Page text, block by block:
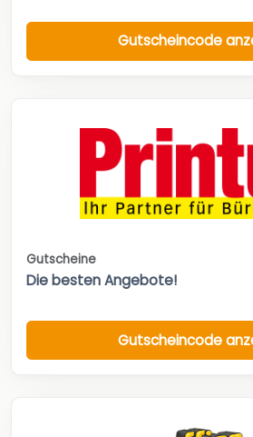
Gutscheincode
Gutscheine
Die besten Angebote!
Gutscheincode